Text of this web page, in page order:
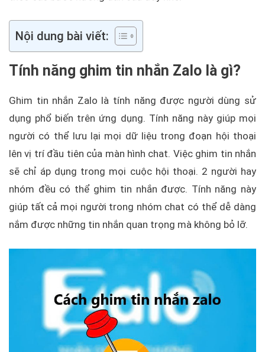
Nội dung bài viết:
Tính năng ghim tin nhắn Zalo là gì?
Ghim tin nhắn Zalo là tính năng được người dùng sử
dụng phổ biến trên ứng dụng. Tính năng này giúp mọi
người có thể lưu lại mọi dữ liệu trong đoạn hội thoại
lên vị trí đầu tiên của màn hình chat. Việc ghim tin nhắn
sẽ chỉ áp dụng trong mọi cuộc hội thoại. 2 người hay
nhóm đều có thể ghim tin nhắn được. Tính năng này
giúp tất cả mọi người trong nhóm chat có thể dễ dàng
nắm được những tin nhắn quan trọng mà không bỏ lỡ.